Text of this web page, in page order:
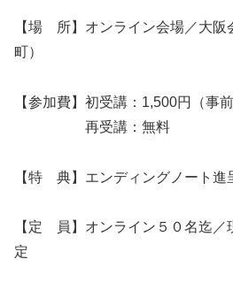
【場 所】オンライン会場／大阪
町）
【参加費】初受講：1,500円（事
再受講：無料
【特 典】エンディングノート進
【定 員】オンライン５０名迄／
定